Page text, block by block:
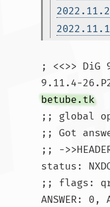
; <<>> DiG
9.11.4-
betube.tk
;; global
;; Got
;; -
status:
;; flags: qr
ANSWER: 0,